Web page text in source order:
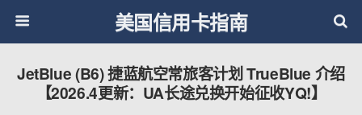
美国信用卡指南
JetBlue (B6) 捷蓝航空常旅客计划 TrueBlue 介绍
【2026.4更新：UA长途兑换开始征收YQ!】